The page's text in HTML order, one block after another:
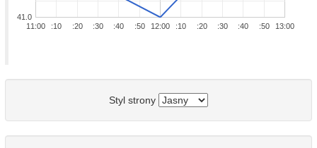
11:00 12:00 13:00
:10 :20 :30 :40 :50 :10 :20 :30 :40 :50
41.0
Styl strony